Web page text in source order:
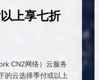
上享七折
CN2网络）云服务
的云选择季付或以上